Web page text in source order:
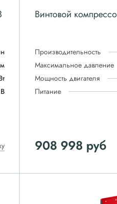
Винтовой
Производительность
Максимальное давление
Мощность двигателя
Питание
908 998руб